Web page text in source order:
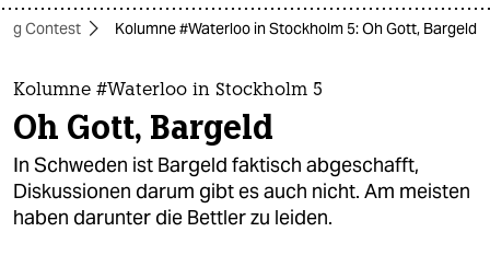
 taz zahl ich
taz zahl ich
themen
politik
öko
Contest Kolumne #Waterloo in Stockholm 5: Oh Gott, Bargeld
Kolumne #Waterloo in Stockholm 5
Oh Gott, Bargeld
In Schweden ist Bargeld faktisch abgeschafft,
Diskussionen darum gibt es auch nicht. Am meisten
haben darunter die Bettler zu leiden.